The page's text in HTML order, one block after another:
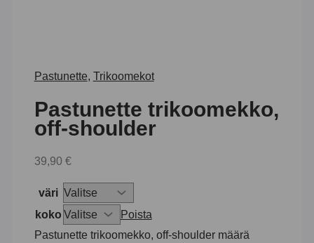
Pastunette, Trikoomekot
Pastunette trikoomekko,
off-shoulder
39,90 €
väri
koko
Poista
Pastunette trikoomekko, off-shoulder määrä